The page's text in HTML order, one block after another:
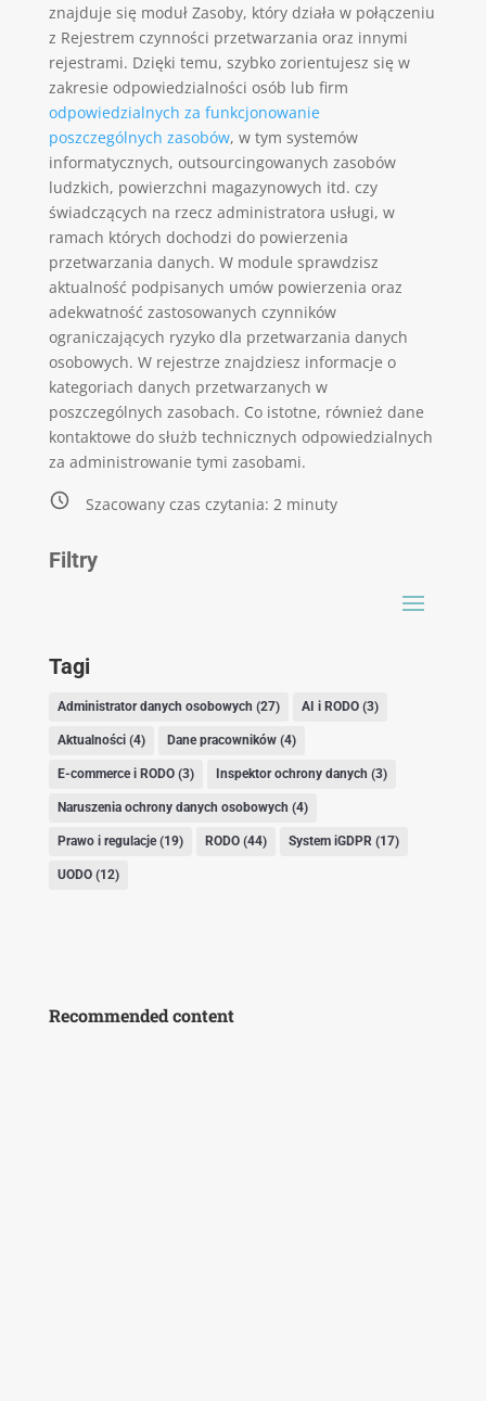
znajduje się moduł Zasoby, który działa w połączeniu
z Rejestrem czynności przetwarzania oraz innymi
rejestrami. Dzięki temu, szybko zorientujesz się w
zakresie odpowiedzialności osób lub firm
odpowiedzialnych za funkcjonowanie
poszczególnych zasobów, w tym systemów
informatycznych, outsourcingowanych zasobów
ludzkich, powierzchni magazynowych itd. czy
świadczących na rzecz administratora usługi, w
ramach których dochodzi do powierzenia
przetwarzania danych. W module sprawdzisz
aktualność podpisanych umów powierzenia oraz
adekwatność zastosowanych czynników
ograniczających ryzyko dla przetwarzania danych
osobowych. W rejestrze znajdziesz informacje o
kategoriach danych przetwarzanych w
poszczególnych zasobach. Co istotne, również dane
kontaktowe do służb technicznych odpowiedzialnych
za administrowanie tymi zasobami.
Szacowany czas czytania: 2 minuty
Filtry
Tagi
Administrator danych osobowych (27) AI i RODO(3)
Aktualności(4) Dane pracowników(4)
E-commerce i RODO(3) Inspektor ochrony danych (3)
Naruszenia ochrony danych osobowych (4)
Prawo i regulacje(19) RODO(44) System iGDPR(17)
UODO(12)
Recommended content